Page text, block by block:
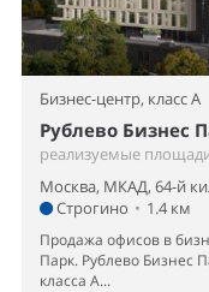
Бизнес-центр, класс A
Рублево Бизнес
реализуемые
Москва, МКАД, 64-й
Строгино • 1.4 км
Продажа офисов в
Парк. Рублево Бизнес
класса А...